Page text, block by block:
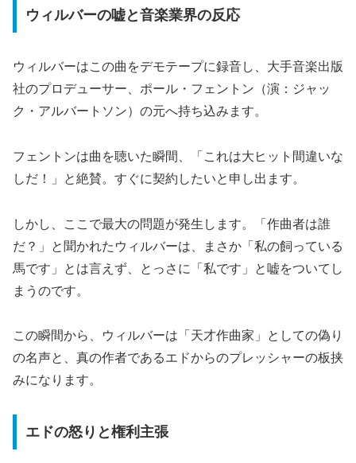
ウィルバーの嘘と音楽業界の反応
ウィルバーはこの曲をデモテープに録音し、大手音楽出版
社のプロデューサー、ポール・フェントン（演：ジャッ
ク・アルバートソン）の元へ持ち込みます。
フェントンは曲を聴いた瞬間、「これは大ヒット間違いな
しだ！」と絶賛。すぐに契約したいと申し出ます。
しかし、ここで最大の問題が発生します。「作曲者は誰
だ？」と聞かれたウィルバーは、まさか「私の飼っている
馬です」とは言えず、とっさに「私です」と嘘をついてし
まうのです。
この瞬間から、ウィルバーは「天才作曲家」としての偽り
の名声と、真の作者であるエドからのプレッシャーの板挟
みになります。
エドの怒りと権利主張